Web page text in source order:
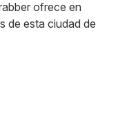
ofrece en
de esta ciudad de